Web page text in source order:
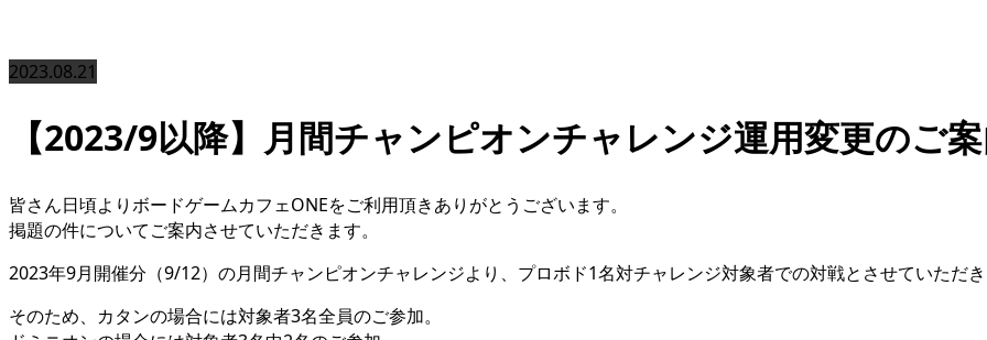
2023.08.21
【2023/9以降】月間チャンピオンチャレンジ運用変更のご
皆さん日頃よりボードゲームカフェONEをご利用頂きありがとうございます。
掲題の件についてご案内させていただきます。
2023年9月開催分（9/12）の月間チャンピオンチャレンジより、プロボド1名対チャレンジ対象者での対戦とさせていただき
そのため、カタンの場合には対象者3名全員のご参加。